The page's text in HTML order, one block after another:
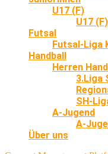
U17 (F)
U17
Futsal
Futsal-Liga
Handball
Herren
3.Liga
SH-
A-Jugend
A-
Über uns